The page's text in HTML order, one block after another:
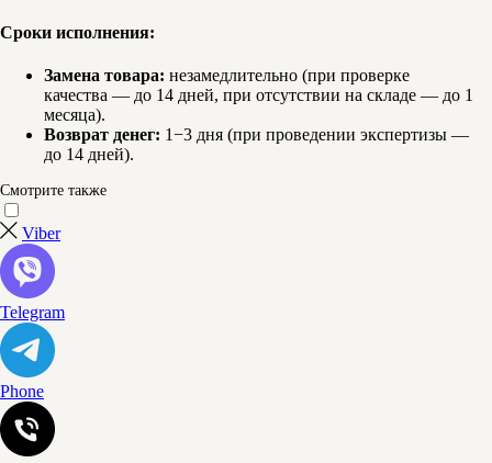
Сроки исполнения:
Замена товара: незамедлительно (при проверке
качества — до 14 дней, при отсутствии на складе — до 1
месяца).
Возврат денег: 1−3 дня (при проведении экспертизы —
до 14 дней).
Смотрите также
Viber
Telegram
Phone